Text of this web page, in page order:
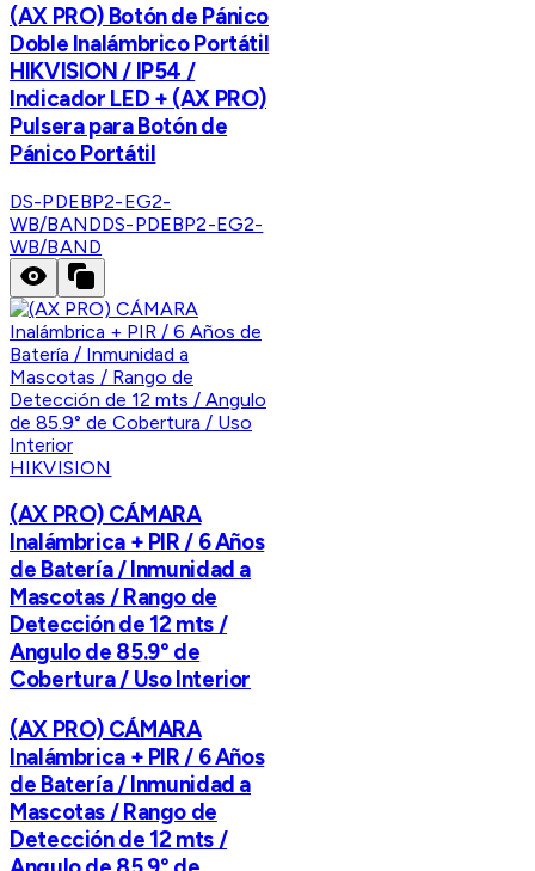
(AX PRO) Botón de Pánico
Doble Inalámbrico Portátil
HIKVISION / IP54 /
Indicador LED + (AX PRO)
Pulsera para Botón de
Pánico Portátil
DS-PDEBP2-EG2-
WB/BANDDS-PDEBP2-EG2-
WB/BAND
HIKVISION
(AX PRO) CÁMARA
Inalámbrica + PIR / 6 Años
de Batería / Inmunidad a
Mascotas / Rango de
Detección de 12 mts /
Angulo de 85.9° de
Cobertura / Uso Interior
(AX PRO) CÁMARA
Inalámbrica + PIR / 6 Años
de Batería / Inmunidad a
Mascotas / Rango de
Detección de 12 mts /